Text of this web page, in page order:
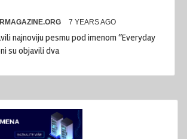
7 YEARS AGO
najnoviju pesmu pod imenom “Everyday
su objavili dva